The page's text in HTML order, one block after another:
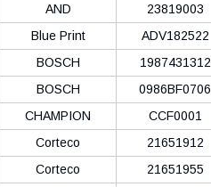
AND
23819003
Blue Print
ADV182522
BOSCH
1987431312
BOSCH
0986BF0706
CHAMPION
CCF0001
Corteco
21651912
Corteco
21651955